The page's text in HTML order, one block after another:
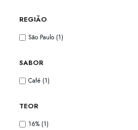
REGIÃO
São Paulo (1)
SABOR
Café (1)
TEOR
16% (1)